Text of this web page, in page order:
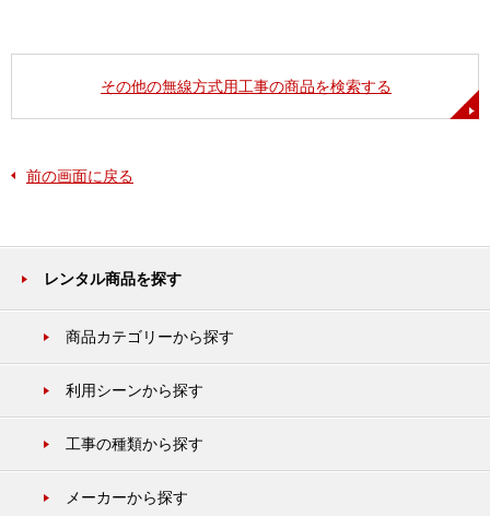
その他の無線方式用工事の商品を検索する
前の画面に戻る
レンタル商品を探す
商品カテゴリーから探す
利用シーンから探す
工事の種類から探す
メーカーから探す